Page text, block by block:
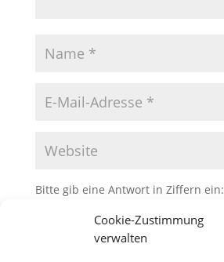
Cookie-Zustimmung
verwalten
Bitte gib eine Antwort in Ziffern ein:
vier × drei =